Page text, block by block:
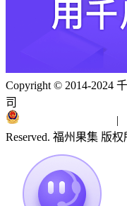
Copyright © 2014-2024
司
|
Reserved. 福州果集 版权